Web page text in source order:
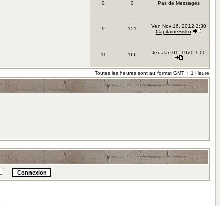
0 0 Pas de Messages
9 151
Ven Nov 16, 2012 2:30
CapitaineSisko
11 166 Jeu Jan 01, 1970 1:00
Toutes les heures sont au format GMT + 1 Heure